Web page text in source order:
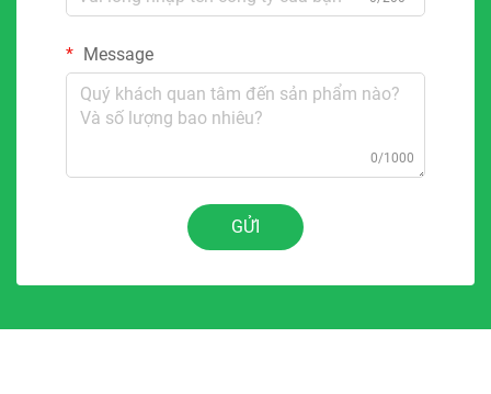
Message
0/1000
GỬI